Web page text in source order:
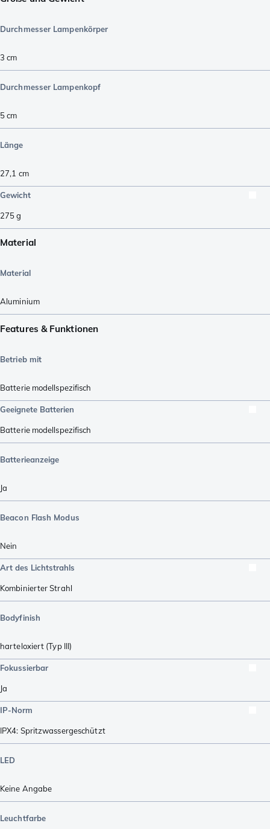
Durchmesser Lampenkörper
3 cm
Durchmesser Lampenkopf
5cm
Länge
27,1 cm
Gewicht
275g
Material
Material
Aluminium
Features & Funktionen
Betrieb mit
Batterie modellspezifisch
Geeignete Batterien
Batterie modellspezifisch
Batterieanzeige
Ja
Beacon Flash Modus
Nein
Art des Lichtstrahls
Kombinierter Strahl
Bodyfinish
harteloxiert (Typ III)
Fokussierbar
Ja
IP-Norm
IPX4: Spritzwassergeschützt
LED
Keine Angabe
Leuchtfarbe